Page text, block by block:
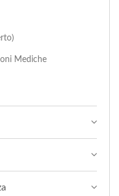
Mediche